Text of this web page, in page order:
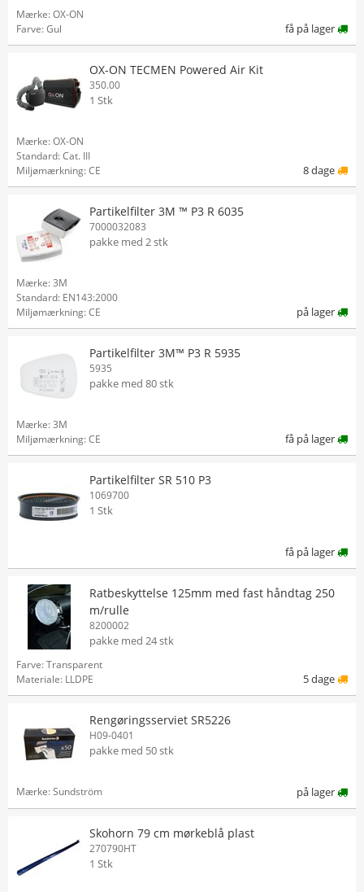
Mærke: OX-ON
Farve: Gul
få på lager
OX-ON TECMEN Powered Air Kit
350.00
1 Stk
Mærke: OX-ON
Standard: Cat. III
Miljømærkning: CE
8 dage
Partikelfilter 3M ™ P3 R 6035
7000032083
pakke med 2 stk
Mærke: 3M
Standard: EN143:2000
Miljømærkning: CE
på lager
Partikelfilter 3M™ P3 R 5935
5935
pakke med 80 stk
Mærke: 3M
Miljømærkning: CE
få på lager
Partikelfilter SR 510 P3
1069700
1 Stk
få på lager
Ratbeskyttelse 125mm med fast håndtag 250
m/rulle
8200002
pakke med 24 stk
Farve: Transparent
Materiale: LLDPE
5 dage
Rengøringsserviet SR5226
H09-0401
pakke med 50 stk
Mærke: Sundström på lager
Skohorn 79 cm mørkeblå plast
270790HT
1 Stk